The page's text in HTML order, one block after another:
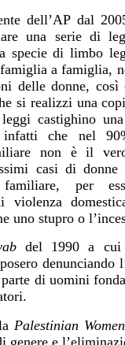
dell’AP dal
una serie di
specie di limbo
famiglia a famiglia,
delle donne,
si realizzi una
castighino
infatti che nel
non è il
casi di donne
familiare, per
violenza
uno stupro o
del 1990 a cui
denunciando
di uomini
Palestinian
genere e